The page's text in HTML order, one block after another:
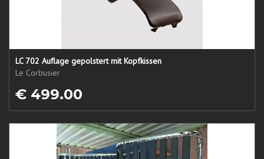
LC 702 Auflage gepolstert mit Kopfkissen
Le Corbusier
€ 499.00